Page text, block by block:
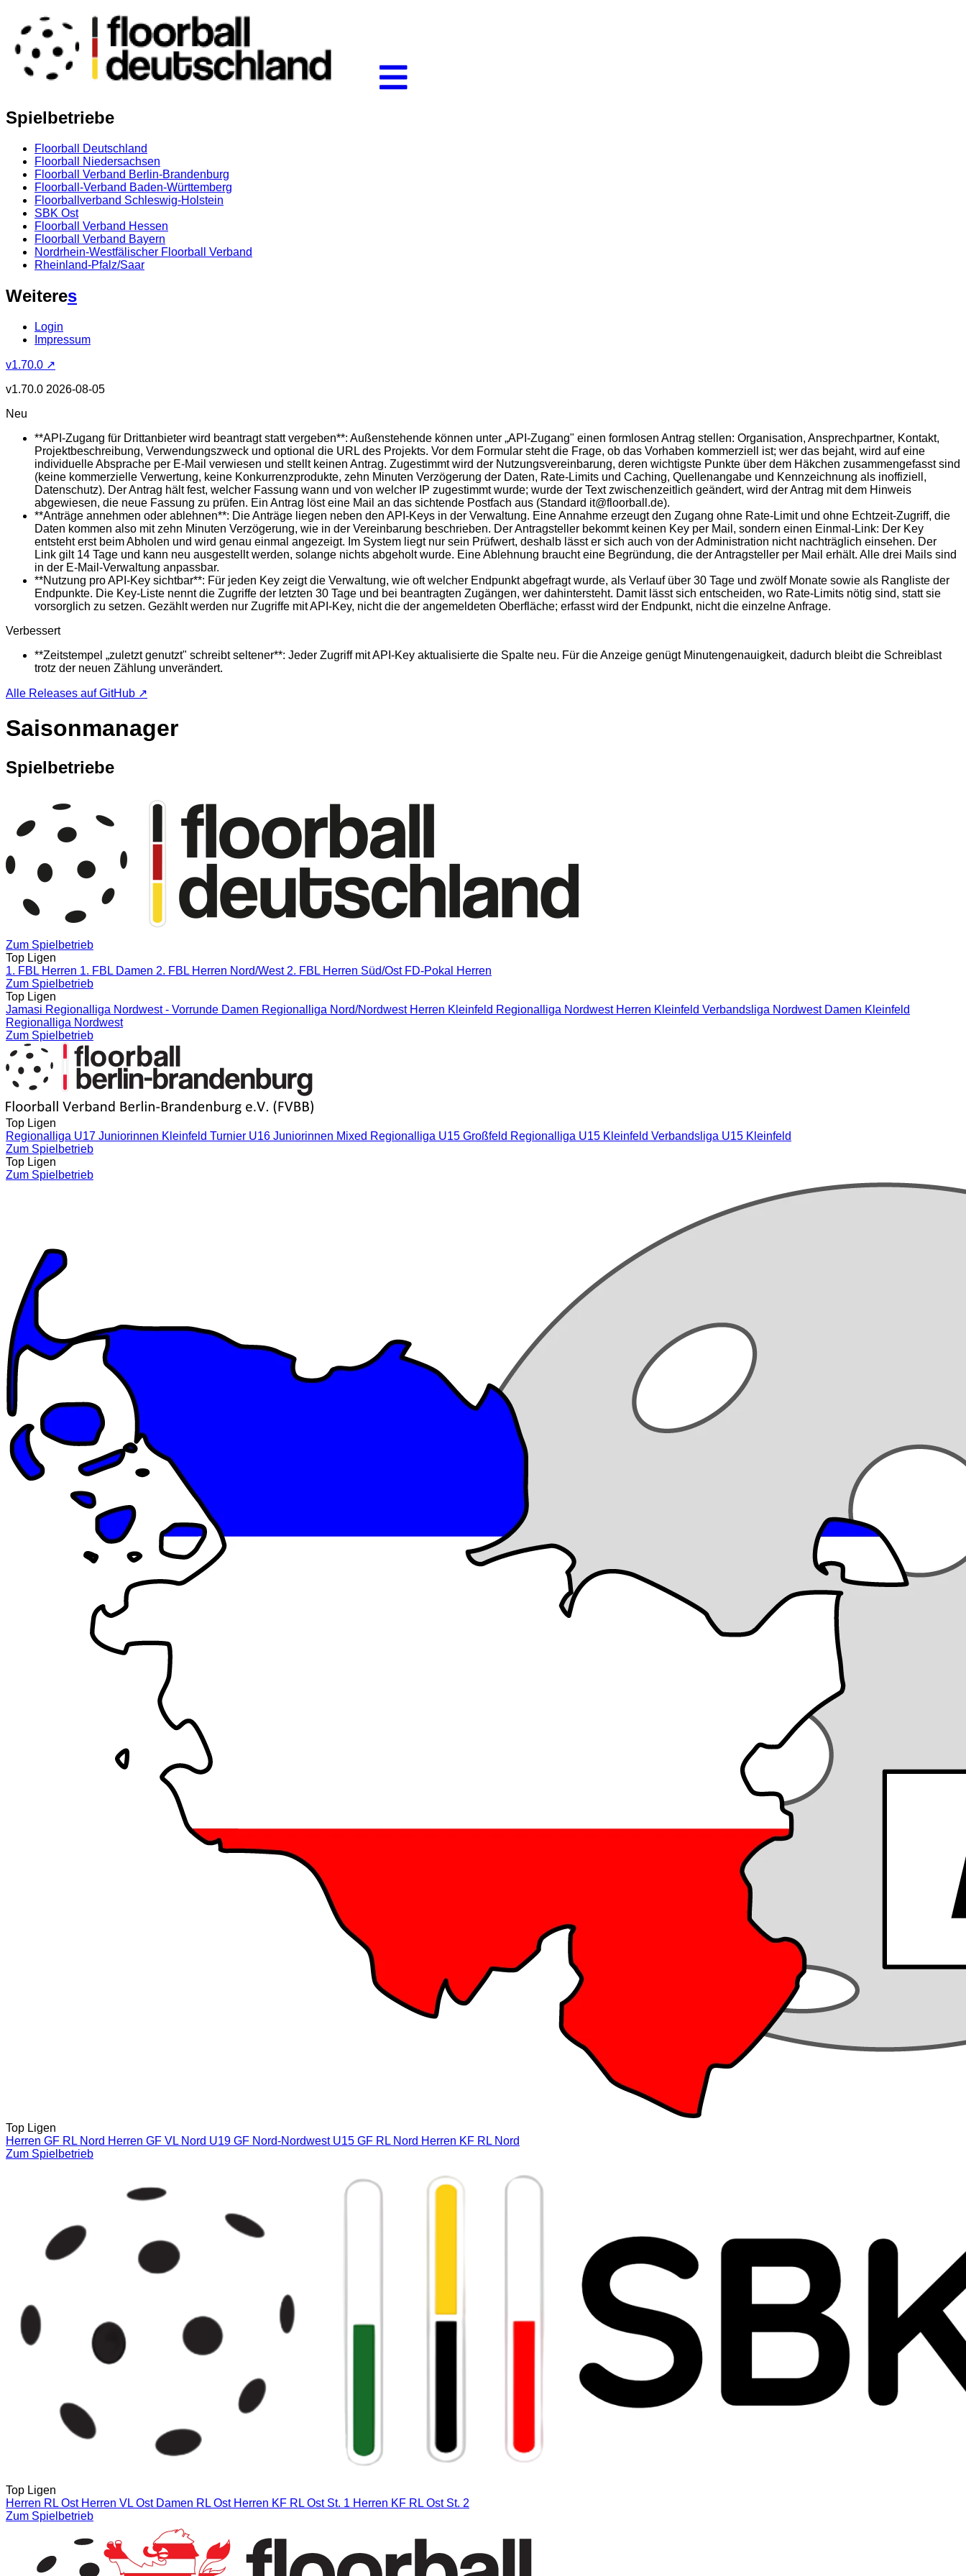
Spielbetriebe
Floorball Deutschland
Floorball Niedersachsen
Floorball Verband Berlin-Brandenburg
Floorball-Verband Baden-Württemberg
Floorballverband Schleswig-Holstein
SBK Ost
Floorball Verband Hessen
Floorball Verband Bayern
Nordrhein-Westfälischer Floorball Verband
Rheinland-Pfalz/Saar
Weiteres
Login
Impressum
v1.70.0 ↗
v1.70.0 2026-08-05
Neu
**API-Zugang für Drittanbieter wird beantragt statt vergeben**: Außenstehende können unter „API-Zugang" einen formlosen Antrag stellen: Organisation, Ansprechpartner, Kontakt,
Projektbeschreibung, Verwendungszweck und optional die URL des Projekts. Vor dem Formular steht die Frage, ob das Vorhaben kommerziell ist; wer das bejaht, wird auf eine
individuelle Absprache per E-Mail verwiesen und stellt keinen Antrag. Zugestimmt wird der Nutzungsvereinbarung, deren wichtigste Punkte über dem Häkchen zusammengefasst sind
(keine kommerzielle Verwertung, keine Konkurrenzprodukte, zehn Minuten Verzögerung der Daten, Rate-Limits und Caching, Quellenangabe und Kennzeichnung als inoffiziell,
Datenschutz). Der Antrag hält fest, welcher Fassung wann und von welcher IP zugestimmt wurde; wurde der Text zwischenzeitlich geändert, wird der Antrag mit dem Hinweis
abgewiesen, die neue Fassung zu prüfen. Ein Antrag löst eine Mail an das sichtende Postfach aus (Standard it@floorball.de).
**Anträge annehmen oder ablehnen**: Die Anträge liegen neben den API-Keys in der Verwaltung. Eine Annahme erzeugt den Zugang ohne Rate-Limit und ohne Echtzeit-Zugriff, die
Daten kommen also mit zehn Minuten Verzögerung, wie in der Vereinbarung beschrieben. Der Antragsteller bekommt keinen Key per Mail, sondern einen Einmal-Link: Der Key
entsteht erst beim Abholen und wird genau einmal angezeigt. Im System liegt nur sein Prüfwert, deshalb lässt er sich auch von der Administration nicht nachträglich einsehen. Der
Link gilt 14 Tage und kann neu ausgestellt werden, solange nichts abgeholt wurde. Eine Ablehnung braucht eine Begründung, die der Antragsteller per Mail erhält. Alle drei Mails sind
in der E-Mail-Verwaltung anpassbar.
**Nutzung pro API-Key sichtbar**: Für jeden Key zeigt die Verwaltung, wie oft welcher Endpunkt abgefragt wurde, als Verlauf über 30 Tage und zwölf Monate sowie als Rangliste der
Endpunkte. Die Key-Liste nennt die Zugriffe der letzten 30 Tage und bei beantragten Zugängen, wer dahintersteht. Damit lässt sich entscheiden, wo Rate-Limits nötig sind, statt sie
vorsorglich zu setzen. Gezählt werden nur Zugriffe mit API-Key, nicht die der angemeldeten Oberfläche; erfasst wird der Endpunkt, nicht die einzelne Anfrage.
Verbessert
**Zeitstempel „zuletzt genutzt" schreibt seltener**: Jeder Zugriff mit API-Key aktualisierte die Spalte neu. Für die Anzeige genügt Minutengenauigkeit, dadurch bleibt die Schreiblast
trotz der neuen Zählung unverändert.
Alle Releases auf GitHub ↗
Saisonmanager
Spielbetriebe
Zum Spielbetrieb
Top Ligen
1. FBL Herren 1. FBL Damen 2. FBL Herren Nord/West2. FBL Herren Süd/Ost FD-Pokal Herren
Zum Spielbetrieb
Top Ligen
Jamasi Regionalliga Nordwest - Vorrunde Damen Regionalliga Nord/Nordwest Herren Kleinfeld Regionalliga Nordwest Herren Kleinfeld Verbandsliga Nordwest Damen Kleinfeld
Regionalliga Nordwest
Zum Spielbetrieb
Top Ligen
Regionalliga U17 Juniorinnen Kleinfeld Turnier U16 Juniorinnen Mixed Regionalliga U15 Großfeld Regionalliga U15 Kleinfeld Verbandsliga U15 Kleinfeld
Zum Spielbetrieb
Top Ligen
Zum Spielbetrieb
Top Ligen
Herren GF RL Nord Herren GF VL Nord U19 GF Nord-Nordwest U15 GF RL Nord Herren KF RL Nord
Zum Spielbetrieb
Top Ligen
Herren RL Ost Herren VL Ost Damen RL Ost Herren KF RL Ost St. 1 Herren KF RL Ost St. 2
Zum Spielbetrieb